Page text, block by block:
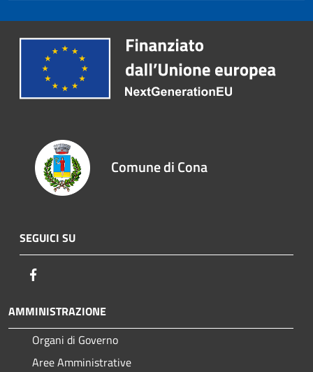
Comune di Cona
SEGUICI SU
AMMINISTRAZIONE
Organi di Governo
Aree Amministrative